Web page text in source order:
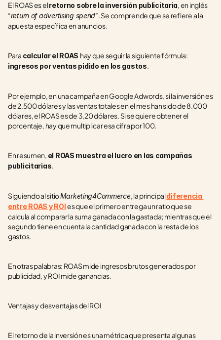
El ROAS es el retorno sobre la inversión publicitaria, en inglés
“return of advertising spend”. Se comprende que se refiere a la
apuesta específica en anuncios.
Para calcular el ROAS
ingresos por ventas pidido en los gastos.
Por ejemplo, en una campaña en Google Adwords, si la inversión es
de 2.500 dólares y las ventas totales en el mes han sido de 8.000
dólares, el ROAS es de 3,20 dólares. Si se quiere obtener el
porcentaje, hay que multiplicar esa cifra por 100.
En resumen, el ROAS muestra el lucro en las campañas
publicitarias.
Siguiendo al sitio Marketing4Commerce, la principaldiferencia
entre ROAS y ROIes que el primero entrega un ratio que se
calcula al comparar la suma ganada con la gastada; mientras que el
segundo tiene en cuenta la cantidad ganada con la resta de los
gastos.
En otras palabras: ROAS mide ingresos brutos generados por
publicidad, y ROI mide ganancias.
Ventajas y desventajas del ROI
El retorno de la inversión es una métrica que presenta algunas